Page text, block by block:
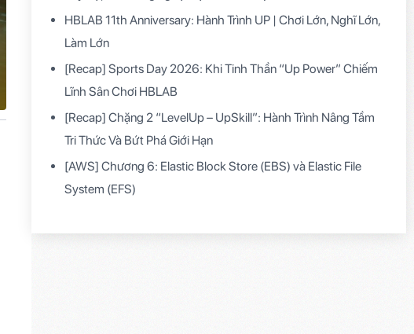
HBLAB 11th Anniversary: Hành Trình UP | Chơi Lớn, Nghĩ Lớn,
Làm Lớn
[Recap] Sports Day 2026: Khi Tinh Thần “Up Power” Chiếm
Lĩnh Sân Chơi HBLAB
[Recap] Chặng 2 “LevelUp – UpSkill”: Hành Trình Nâng Tầm
Tri Thức Và Bứt Phá Giới Hạn
[AWS] Chương 6: Elastic Block Store (EBS) và Elastic File
System (EFS)